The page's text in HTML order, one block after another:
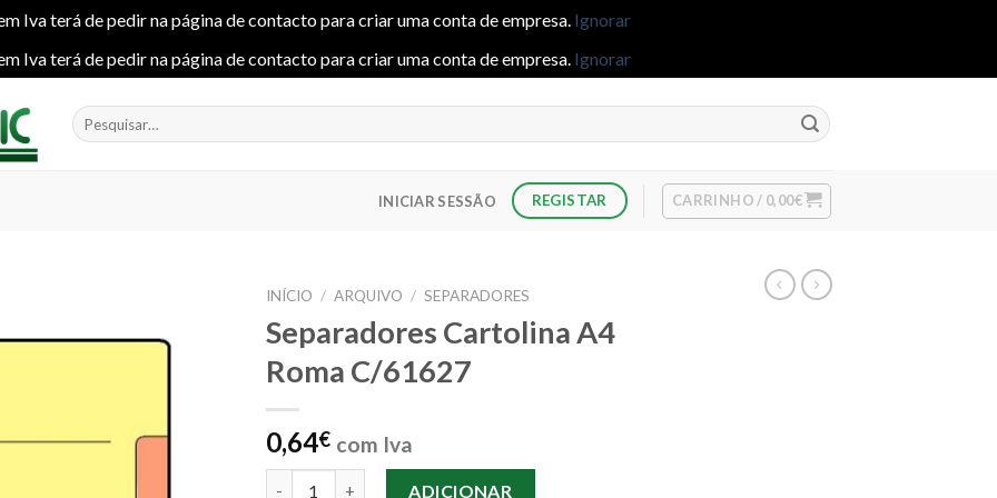
Iva terá de pedir na página de contacto para criar uma conta de empresa. Ignorar
Iva terá de pedir na página de contacto para criar uma conta de empresa. Ignorar
Pesquisar
por:
INICIAR SESSÃO REGISTAR CARRINHO / 0,00€
INÍCIO / ARQUIVO / SEPARADORES
Separadores Cartolina A4
Roma C/61627
0,64€ com Iva
ADICIONAR